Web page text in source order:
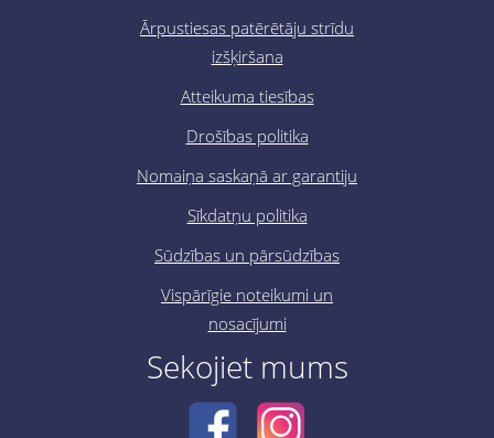
Ārpustiesas patērētāju strīdu
izšķiršana
Atteikuma tiesības
Drošības politika
Nomaiņa saskaņā ar garantiju
Sīkdatņu politika
Sūdzības un pārsūdzības
Vispārīgie noteikumi un
nosacījumi
Sekojiet mums